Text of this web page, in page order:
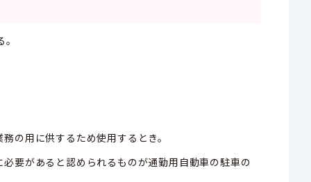
の用に供するため使用するとき。
要があると認められるものが通勤用自動車の駐車の